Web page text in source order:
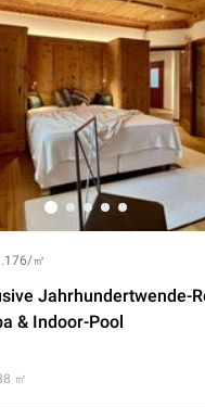
㎡
Jahrhundertwende-
& Indoor-Pool
㎡